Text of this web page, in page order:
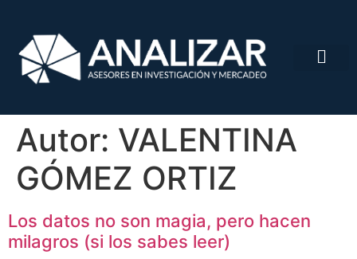
Autor: VALENTINA
GÓMEZ ORTIZ
Los datos no son magia, pero hacen
milagros (si los sabes leer)